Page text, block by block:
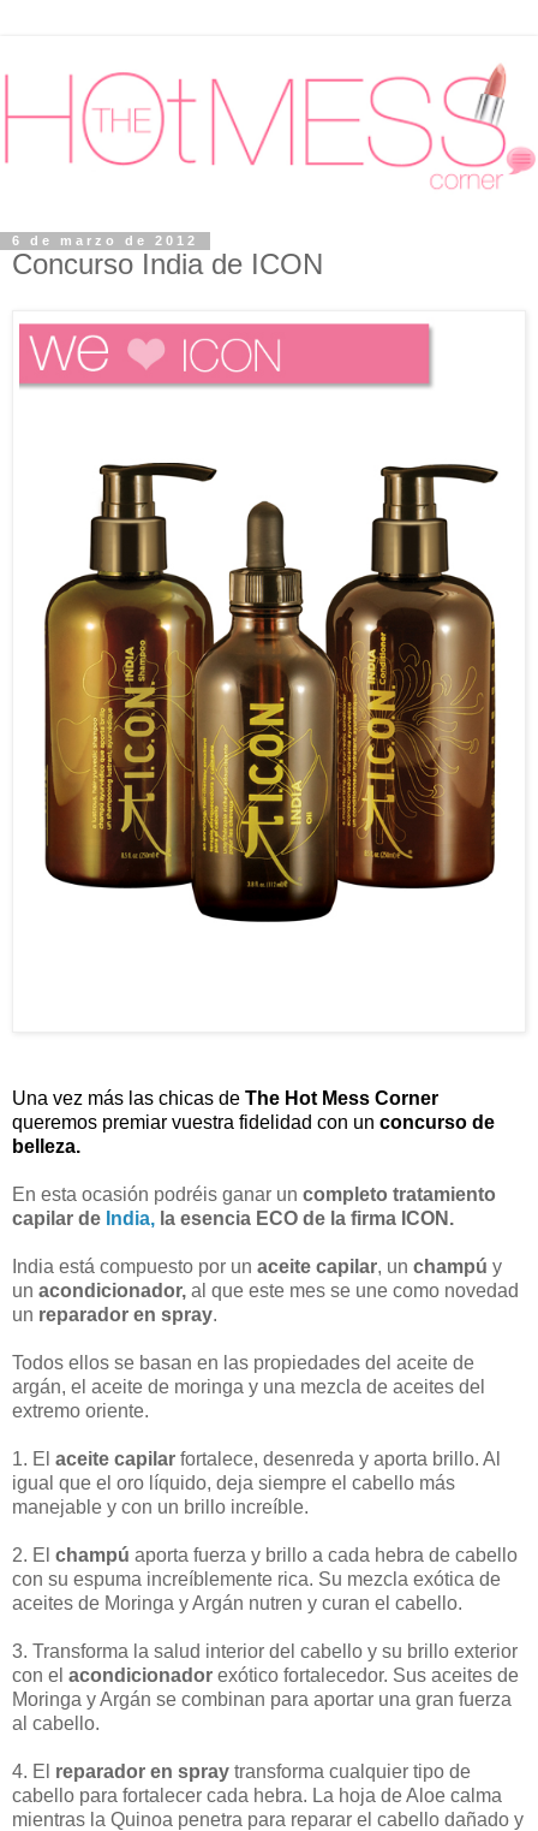
6 de marzo de 2012
Concurso India de ICON
Una vez más las chicas de The Hot Mess Corner
queremos premiar vuestra fidelidad con un concurso de
belleza.
En esta ocasión podréis ganar un completo tratamiento
capilar de India, la esencia ECO de la firma ICON.
India está compuesto por un aceite capilar, un champú y
un acondicionador, al que este mes se une como novedad
un reparador en spray.
Todos ellos se basan en las propiedades del aceite de
argán, el aceite de moringa y una mezcla de aceites del
extremo oriente.
1. El aceite capilar fortalece, desenreda y aporta brillo. Al
igual que el oro líquido, deja siempre el cabello más
manejable y con un brillo increíble.
2. El champú aporta fuerza y brillo a cada hebra de cabello
con su espuma increíblemente rica. Su mezcla exótica de
aceites de Moringa y Argán nutren y curan el cabello.
3. Transforma la salud interior del cabello y su brillo exterior
con el acondicionador exótico fortalecedor. Sus aceites de
Moringa y Argán se combinan para aportar una gran fuerza
al cabello.
4. El reparador en spray transforma cualquier tipo de
cabello para fortalecer cada hebra. La hoja de Aloe calma
mientras la Quinoa penetra para reparar el cabello dañado y